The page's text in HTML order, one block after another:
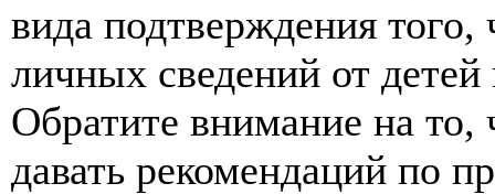
вида подтверждения
личных сведений от
Обратите внимание на
давать рекомендаций по